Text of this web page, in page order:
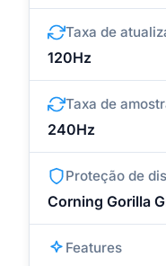
Taxa de
120Hz
Taxa de
240Hz
Proteção de
Corning Gorilla
Features